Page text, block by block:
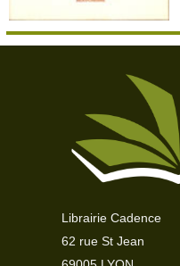
Librairie Cadence
62 rue St Jean